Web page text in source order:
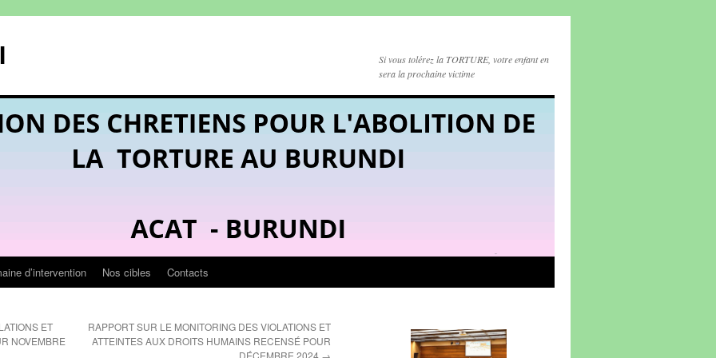
Si vous tolérez la TORTURE, votre enfant en
sera la prochaine victime
d’intervention Nos cibles Contacts
ET
NOVEMBRE
RAPPORT SUR LE MONITORING DES VIOLATIONS ET
ATTEINTES AUX DROITS HUMAINS RECENSÉ POUR
DÉCEMBRE 2024 →